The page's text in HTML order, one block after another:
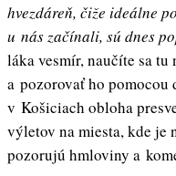
hvezdáreň, čiže ideálne
u nás začínali, sú dnes
láka vesmír, naučíte sa
a pozorovať ho pomocou
v Košiciach obloha
výletov na miesta, kde je
pozorujú hmloviny a